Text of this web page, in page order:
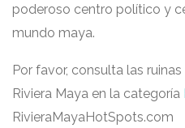
poderoso centro político y
mundo maya.
Por favor, consulta las
Riviera Maya en la categoría
RivieraMayaHotSpots.com